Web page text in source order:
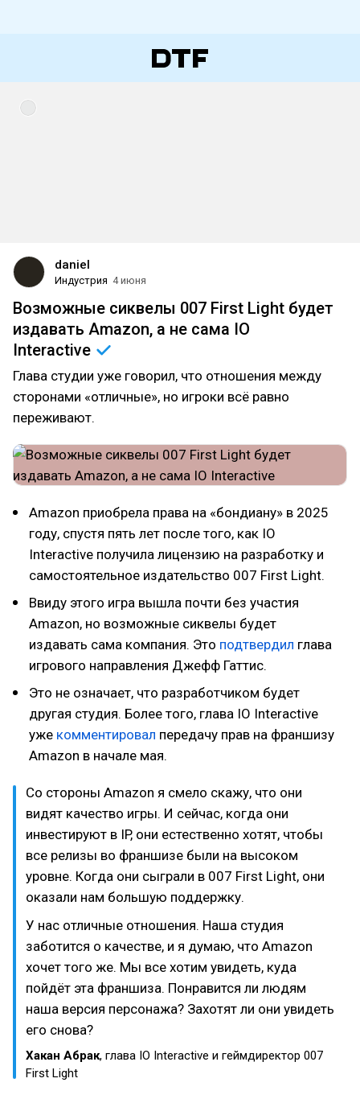
daniel
Индустрия 4 июня
Возможные сиквелы 007 First Light будет
издавать Amazon, а не сама IO
Interactive
Глава студии уже говорил, что отношения между
сторонами «отличные», но игроки всё равно
переживают.
Amazon приобрела права на «бондиану» в 2025
году, спустя пять лет после того, как IO
Interactive получила лицензию на разработку и
самостоятельное издательство 007 First Light.
Ввиду этого игра вышла почти без участия
Amazon, но возможные сиквелы будет
издавать сама компания. Это подтвердил глава
игрового направления Джефф Гаттис.
Это не означает, что разработчиком будет
другая студия. Более того, глава IO Interactive
уже комментировал передачу прав на франшизу
Amazon в начале мая.
Со стороны Amazon я смело скажу, что они
видят качество игры. И сейчас, когда они
инвестируют в IP, они естественно хотят, чтобы
все релизы во франшизе были на высоком
уровне. Когда они сыграли в 007 First Light, они
оказали нам большую поддержку.
У нас отличные отношения. Наша студия
заботится о качестве, и я думаю, что Amazon
хочет того же. Мы все хотим увидеть, куда
пойдёт эта франшиза. Понравится ли людям
наша версия персонажа? Захотят ли они увидеть
его снова?
Хакан Абрак, глава IO Interactive и геймдиректор 007
First Light